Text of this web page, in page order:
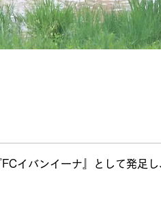
イバンイーナ』として発足し